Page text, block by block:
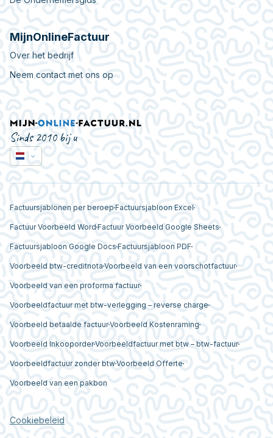
MijnOnlineFactuur
Over het bedrijf
Neem contact met ons op
Sinds 2010 bij u
Factuursjablonen per beroep Factuursjabloon Excel
Factuur Voorbeeld Word Factuur Voorbeeld Google Sheets
Factuursjabloon Google Docs Factuursjabloon PDF
Voorbeeld btw-creditnota Voorbeeld van een voorschotfactuur
Voorbeeld van een proforma factuur
Voorbeeldfactuur met btw-verlegging – reverse charge
Voorbeeld betaalde factuurVoorbeeld Kostenraming
Voorbeeld InkooporderVoorbeeldfactuur met btw – btw-factuur
Voorbeeldfactuur zonder btwVoorbeeld Offerte
Voorbeeld van een pakbon
Cookiebeleid